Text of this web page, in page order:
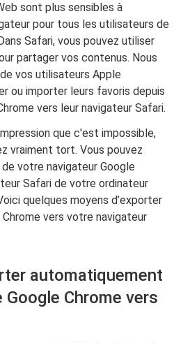
sont plus sensibles à
pour tous les utilisateurs de
Safari, vous pouvez utiliser
partager vos contenus. Nous
vos utilisateurs Apple
ou importer leurs favoris depuis
vers leur navigateur Safari.
que c'est impossible,
vraiment tort. Vous pouvez
votre navigateur Google
Safari de votre ordinateur
quelques moyens d’exporter
vers votre navigateur
automatiquement
Chrome vers